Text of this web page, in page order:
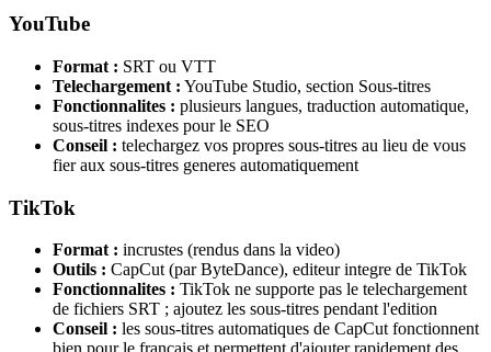
YouTube
Format : SRT ou VTT
Telechargement : YouTube Studio, section Sous-titres
Fonctionnalites : plusieurs langues, traduction automatique,
sous-titres indexes pour le SEO
Conseil : telechargez vos propres sous-titres au lieu de vous
fier aux sous-titres generes automatiquement
TikTok
Format : incrustes (rendus dans la video)
Outils : CapCut (par ByteDance), editeur integre de TikTok
Fonctionnalites : TikTok ne supporte pas le telechargement
de fichiers SRT ; ajoutez les sous-titres pendant l'edition
Conseil : les sous-titres automatiques de CapCut fonctionnent